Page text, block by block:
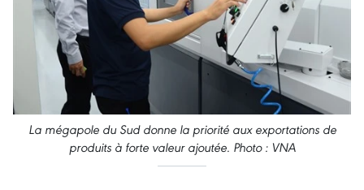
La mégapole du Sud donne la priorité aux exportations de
produits à forte valeur ajoutée. Photo : VNA